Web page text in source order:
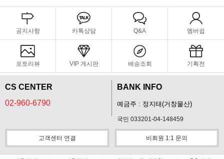
공지사항 카톡상담 Q&A 멤버쉽
포토리뷰 VIP 게시판 배송조회 기획전
CS CENTER
02-960-6790
BANK INFO
예금주 : 정지태(거창물산)
국민 033201-04-148459
고객센터 연결 비회원 1:1 문의